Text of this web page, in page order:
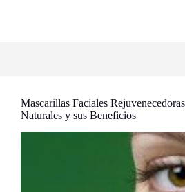
Mascarillas Faciales
Naturales y sus Beneficios